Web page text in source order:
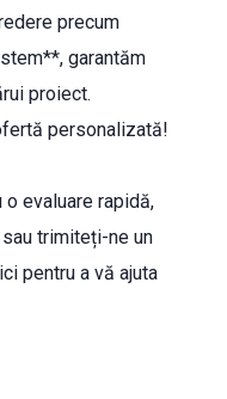
precum
garantăm
proiect.
personalizată!
evaluare rapidă,
trimiteți-ne un
pentru a vă ajuta